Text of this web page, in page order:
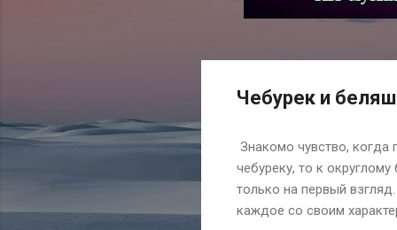
Чебурек и
Знакомо чувство, когда
чебуреку, то к
только на первый
каждое со своим